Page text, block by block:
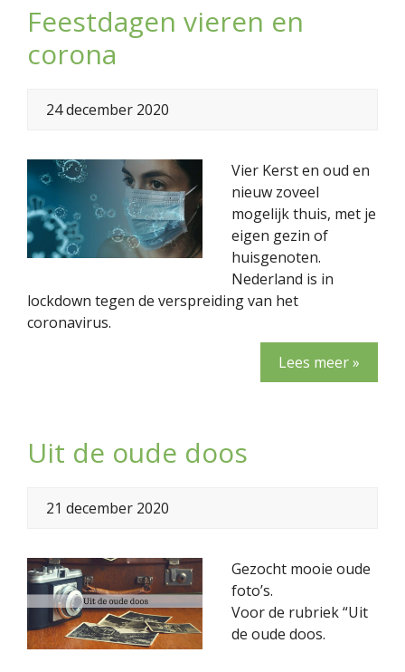
Feestdagen vieren en
corona
24 december 2020
Vier Kerst en oud en
nieuw zoveel
mogelijk thuis, met je
eigen gezin of
huisgenoten.
Nederland is in
lockdown tegen de verspreiding van het
coronavirus.
Lees meer »
Uit de oude doos
21 december 2020
Gezocht mooie oude
foto’s.
Voor de rubriek “Uit
de oude doos.